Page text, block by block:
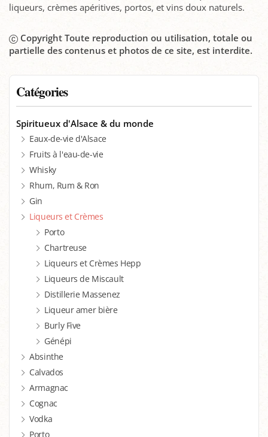
Catégories
Spiritueux d'Alsace & du monde
Eaux-de-vie d'Alsace
Fruits à l'eau-de-vie
Whisky
Rhum, Rum & Ron
Gin
Liqueurs et Crèmes
Porto
Chartreuse
Liqueurs et Crèmes Hepp
Liqueurs de Miscault
Distillerie Massenez
Liqueur amer bière
Burly Five
Génépi
Absinthe
Calvados
Armagnac
Cognac
Vodka
Porto
liqueurs, crèmes apéritives, portos, et vins doux naturels.
Copyright Toute reproduction ou utilisation, totale ou
partielle des contenus et photos de ce site, est interdite.